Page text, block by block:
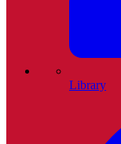
Library